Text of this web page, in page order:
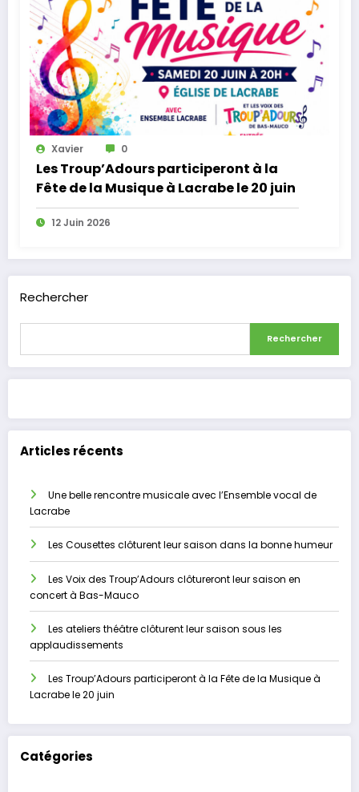
Xavier 0
Les Troup’Adours participeront à la
Fête de la Musique à Lacrabe le 20 juin
12 Juin 2026
Rechercher
Rechercher
Articles récents
Une belle rencontre musicale avec l’Ensemble vocal de
Lacrabe
Les Cousettes clôturent leur saison dans la bonne humeur
Les Voix des Troup’Adours clôtureront leur saison en
concert à Bas-Mauco
Les ateliers théâtre clôturent leur saison sous les
applaudissements
Les Troup’Adours participeront à la Fête de la Musique à
Lacrabe le 20 juin
Catégories